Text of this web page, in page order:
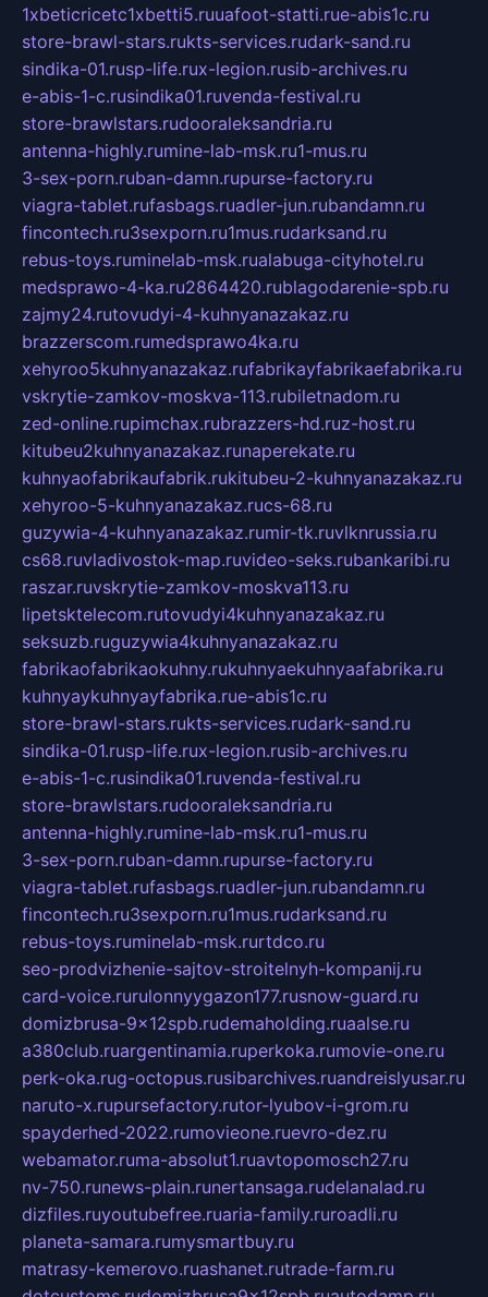
1xbeticricetc1xbetti5.ruuafoot-statti.rue-abis1c.ru
store-brawl-stars.rukts-services.rudark-sand.ru
sindika-01.rusp-life.rux-legion.rusib-archives.ru
e-abis-1-c.rusindika01.ruvenda-festival.ru
store-brawlstars.rudooraleksandria.ru
antenna-highly.rumine-lab-msk.ru1-mus.ru
3-sex-porn.ruban-damn.rupurse-factory.ru
viagra-tablet.rufasbags.ruadler-jun.rubandamn.ru
fincontech.ru3sexporn.ru1mus.rudarksand.ru
rebus-toys.ruminelab-msk.rualabuga-cityhotel.ru
medsprawo-4-ka.ru2864420.rublagodarenie-spb.ru
zajmy24.rutovudyi-4-kuhnyanazakaz.ru
brazzerscom.rumedsprawo4ka.ru
xehyroo5kuhnyanazakaz.rufabrikayfabrikaefabrika.ru
vskrytie-zamkov-moskva-113.rubiletnadom.ru
zed-online.rupimchax.rubrazzers-hd.ruz-host.ru
kitubeu2kuhnyanazakaz.runaperekate.ru
kuhnyaofabrikaufabrik.rukitubeu-2-kuhnyanazakaz.ru
xehyroo-5-kuhnyanazakaz.rucs-68.ru
guzywia-4-kuhnyanazakaz.rumir-tk.ruvlknrussia.ru
cs68.ruvladivostok-map.ruvideo-seks.rubankaribi.ru
raszar.ruvskrytie-zamkov-moskva113.ru
lipetsktelecom.rutovudyi4kuhnyanazakaz.ru
seksuzb.ruguzywia4kuhnyanazakaz.ru
fabrikaofabrikaokuhny.rukuhnyaekuhnyaafabrika.ru
kuhnyaykuhnyayfabrika.rue-abis1c.ru
store-brawl-stars.rukts-services.rudark-sand.ru
sindika-01.rusp-life.rux-legion.rusib-archives.ru
e-abis-1-c.rusindika01.ruvenda-festival.ru
store-brawlstars.rudooraleksandria.ru
antenna-highly.rumine-lab-msk.ru1-mus.ru
3-sex-porn.ruban-damn.rupurse-factory.ru
viagra-tablet.rufasbags.ruadler-jun.rubandamn.ru
fincontech.ru3sexporn.ru1mus.rudarksand.ru
rebus-toys.ruminelab-msk.rurtdco.ru
seo-prodvizhenie-sajtov-stroitelnyh-kompanij.ru
card-voice.rurulonnyygazon177.rusnow-guard.ru
domizbrusa-9x12spb.rudemaholding.ruaalse.ru
a380club.ruargentinamia.ruperkoka.rumovie-one.ru
perk-oka.rug-octopus.rusibarchives.ruandreislyusar.ru
naruto-x.rupursefactory.rutor-lyubov-i-grom.ru
spayderhed-2022.rumovieone.ruevro-dez.ru
webamator.ruma-absolut1.ruavtopomosch27.ru
nv-750.runews-plain.runertansaga.rudelanalad.ru
dizfiles.ruyoutubefree.ruaria-family.ruroadli.ru
planeta-samara.rumysmartbuy.ru
matrasy-kemerovo.ruashanet.rutrade-farm.ru